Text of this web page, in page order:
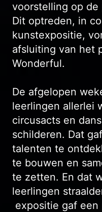
voorstelling op de
Dit optreden, in
kunstexpositie,
afsluiting van het
Wonderful.
De afgelopen
leerlingen allerlei
circusacts en
schilderen. Dat
talenten te
te bouwen en
te zetten. En dat
leerlingen
expositie gaf